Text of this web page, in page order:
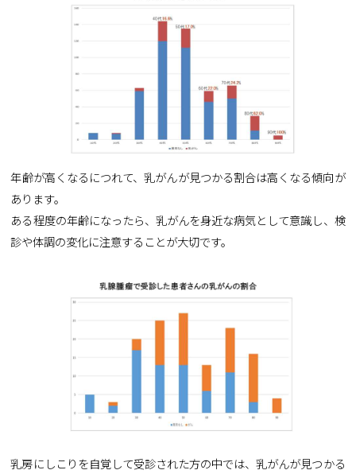
年齢が高くなるにつれて、乳がんが見つかる割合は高くなる傾向が
あります。
ある程度の年齢になったら、乳がんを身近な病気として意識し、検
診や体調の変化に注意することが大切です。
乳房にしこりを自覚して受診された方の中では、乳がんが見つかる